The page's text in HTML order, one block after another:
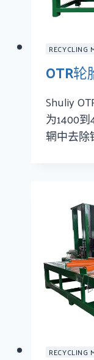
RECYCLING
OTR
Shuliy
为1400
辋中去除
RECYCLING